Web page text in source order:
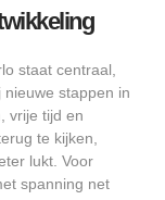
staat centraal,
stappen in
vrije tijd en
te kijken,
lukt. Voor
spanning net